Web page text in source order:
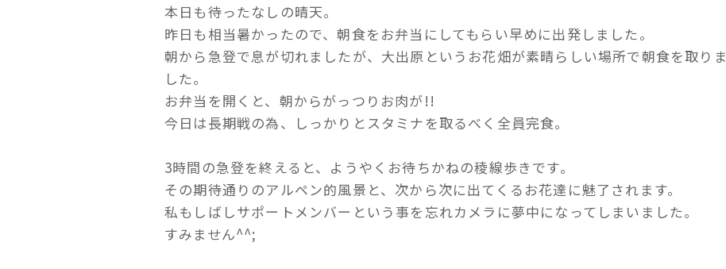
本日も待ったなしの晴天。
昨日も相当暑かったので、朝食をお弁当にしてもらい早めに出発しました。
朝から急登で息が切れましたが、大出原というお花畑が素晴らしい場所で朝食を取りま
した。
お弁当を開くと、朝からがっつりお肉が!!
今日は長期戦の為、しっかりとスタミナを取るべく全員完食。
3時間の急登を終えると、ようやくお待ちかねの稜線歩きです。
その期待通りのアルペン的風景と、次から次に出てくるお花達に魅了されます。
私もしばしサポートメンバーという事を忘れカメラに夢中になってしまいました。
すみません^^;